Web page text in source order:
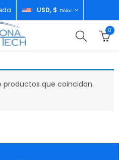
USD, $ Dólar
0
productos que coincidan